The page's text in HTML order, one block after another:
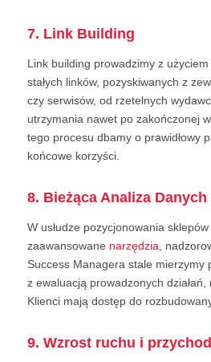
7. Link Building
Link building prowadzimy z
stałych linków, pozyskiwanych z
czy serwisów, od rzetelnych
utrzymania nawet po zakończonej
tego procesu dbamy o prawidłowy
końcowe korzyści.
8. Bieżąca Analiza Danych
W usłudze pozycjonowania
zaawansowane narzędzia,
Success Managera stale mierzymy
z ewaluacją prowadzonych
Klienci mają dostęp do
9. Wzrost ruchu i